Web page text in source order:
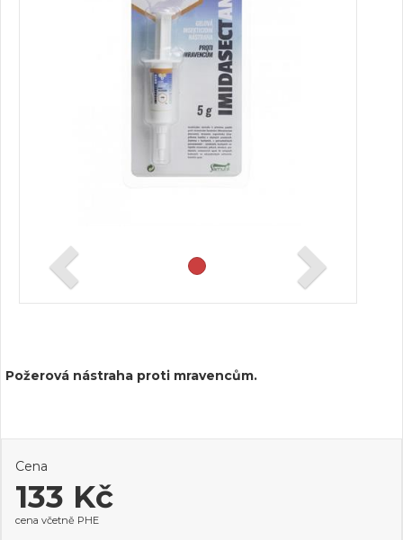
Požerová nástraha proti mravencům.
Cena
133 Kč
cena včetně PHE